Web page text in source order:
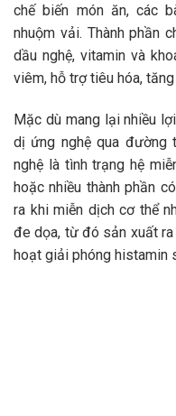
chế biến món ăn, các
nhuộm vải. Thành phần
dầu nghệ, vitamin và
viêm, hỗ trợ tiêu hóa,
Mặc dù mang lại nhiều
dị ứng nghệ qua đường
nghệ là tình trạng hệ
hoặc nhiều thành phần
ra khi miễn dịch cơ thể
đe dọa, từ đó sản xuất
hoạt giải phóng histamin